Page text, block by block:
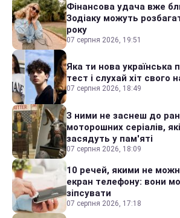
Фінансова удача вже
Зодіаку можуть
року
07 серпня 2026, 19:51
Яка ти нова українська
тест і слухай хіт свого
07 серпня 2026, 18:49
З ними не заснеш до
моторошних серіалів,
засядуть у пам'яті
07 серпня 2026, 18:09
10 речей, якими не
екран телефону: вони
зіпсувати
07 серпня 2026, 17:18